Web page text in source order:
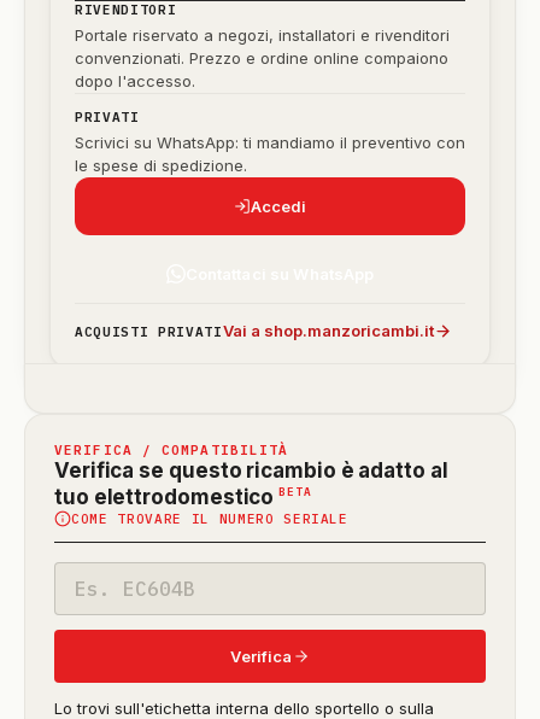
RIVENDITORI
Portale riservato a negozi, installatori e rivenditori
convenzionati. Prezzo e ordine online compaiono
dopo l'accesso.
PRIVATI
Scrivici su WhatsApp: ti mandiamo il preventivo con
le spese di spedizione.
Accedi
ACQUISTI PRIVATIVai a shop.manzoricambi.it
VERIFICA / COMPATIBILITÀ
Verifica se questo ricambio è adatto al
tuo elettrodomestico BETA
in
beta)
COME TROVARE IL NUMERO SERIALE
modello
Verifica
Lo trovi sull'etichetta interna dello sportello o sulla